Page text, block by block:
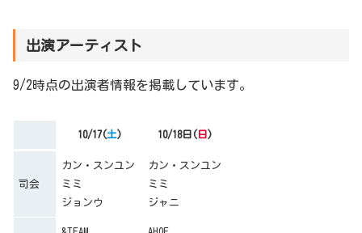
出演アーティスト
9/2時点の出演者情報を掲載しています。
10/17(土) 10/18日(日)
司会
カン・スンユン
ミミ
ジョンウ
カン・スンユン
ミミ
ジャニ